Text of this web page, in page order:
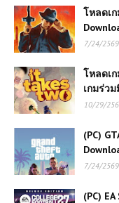
โหลดเกมส์ (PC)
Country การกลั
โลกใต้ดิน Free
(PC)
11.8 GB |
(PC)
Download
โหลดเ
7/24/2569
โหลดเ
เกมร่ว
10/29/
(PC)
7/24/2569
(PC)